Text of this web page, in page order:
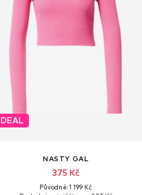
DEAL
NASTY GAL
375 Kč
Původně: 1 199 Kč